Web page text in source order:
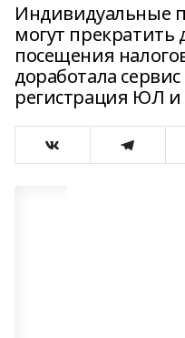
Индивидуальные
могут прекратить
посещения
доработала
регистрация ЮЛ